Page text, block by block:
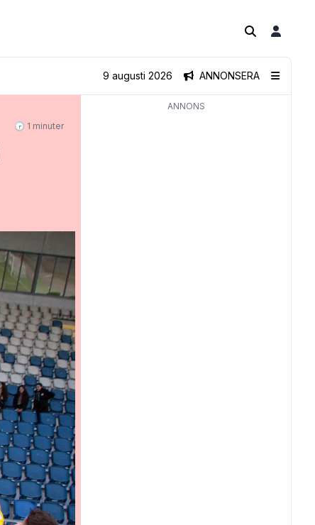
ANNONSERA
9 augusti 2026
🕝 1 minuter
ANNONS